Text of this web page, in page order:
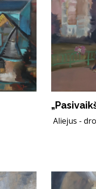
Aliejus -